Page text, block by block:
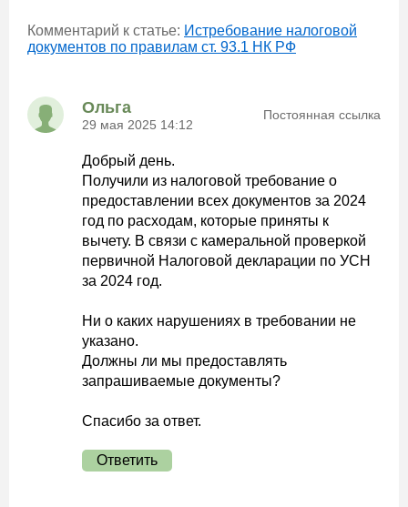
Комментарий к статье: Истребование налоговой
документов по правилам ст. 93.1 НК РФ
Ольга
29 мая 2025 14:12
Постоянная ссылка
Добрый день.
Получили из налоговой требование о
предоставлении всех документов за 2024
год по расходам, которые приняты к
вычету. В связи с камеральной проверкой
первичной Налоговой декларации по УСН
за 2024 год.
Ни о каких нарушениях в требовании не
указано.
Должны ли мы предоставлять
запрашиваемые документы?
Спасибо за ответ.
Ответить